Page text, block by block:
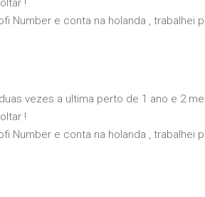
!
Number e conta na holanda , trabalhei
vezes a ultima perto de 1 ano e 2
!
Number e conta na holanda , trabalhei